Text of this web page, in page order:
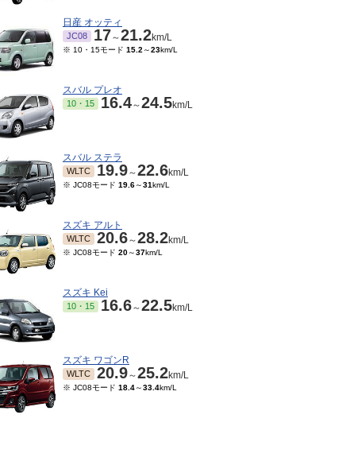
日産 オッティ
JC08 17～21.2km/L
※ 10・15モード 15.2 ～23km/L
スバル プレオ
10・15 16.4～24.5km/L
スバル ステラ
WLTC 19.9～22.6km/L
※ JC08モード 19.6～31km/L
スズキ アルト
WLTC 20.6～28.2km/L
※ JC08モード 20～37km/L
スズキ Kei
10・15 16.6～22.5km/L
スズキ ワゴンR
WLTC 20.9～25.2km/L
※ JC08モード 18.4～33.4km/L